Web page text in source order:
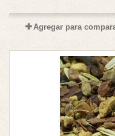
Agregar para